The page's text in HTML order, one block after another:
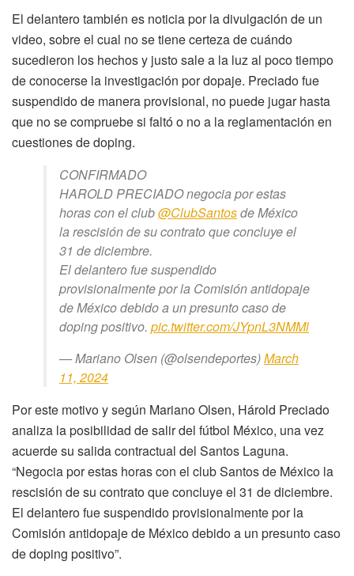
El delantero también es noticia por la divulgación de un
video, sobre el cual no se tiene certeza de cuándo
sucedieron los hechos y justo sale a la luz al poco tiempo
de conocerse la investigación por dopaje. Preciado fue
suspendido de manera provisional, no puede jugar hasta
que no se compruebe si faltó o no a la reglamentación en
cuestiones de doping.
CONFIRMADO
HAROLD PRECIADO negocia por estas
horas con el club@ClubSantosde México
la rescisión de su contrato que concluye el
31 de diciembre.
El delantero fue suspendido
provisionalmente por la Comisión antidopaje
de México debido a un presunto caso de
doping positivo. pic.twitter.com/JYpnL3NMMl
— Mariano Olsen (@olsendeportes)March
11, 2024
Por este motivo y según Mariano Olsen, Hárold Preciado
analiza la posibilidad de salir del fútbol México, una vez
acuerde su salida contractual del Santos Laguna.
“Negocia por estas horas con el club Santos de México la
rescisión de su contrato que concluye el 31 de diciembre.
El delantero fue suspendido provisionalmente por la
Comisión antidopaje de México debido a un presunto caso
de doping positivo”.